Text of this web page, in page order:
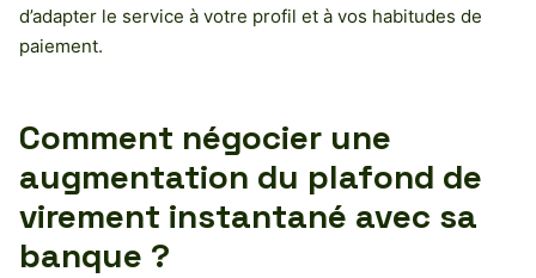
d’adapter le service à votre profil et à vos habitudes de
paiement.
Comment négocier une
augmentation du plafond de
virement instantané avec sa
banque ?